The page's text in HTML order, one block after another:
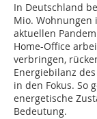
In Deutschland
Mio.
aktuellen
Home-Office
verbringen,
Energiebilanz
in den Fokus. So
energetische
Bedeutung.